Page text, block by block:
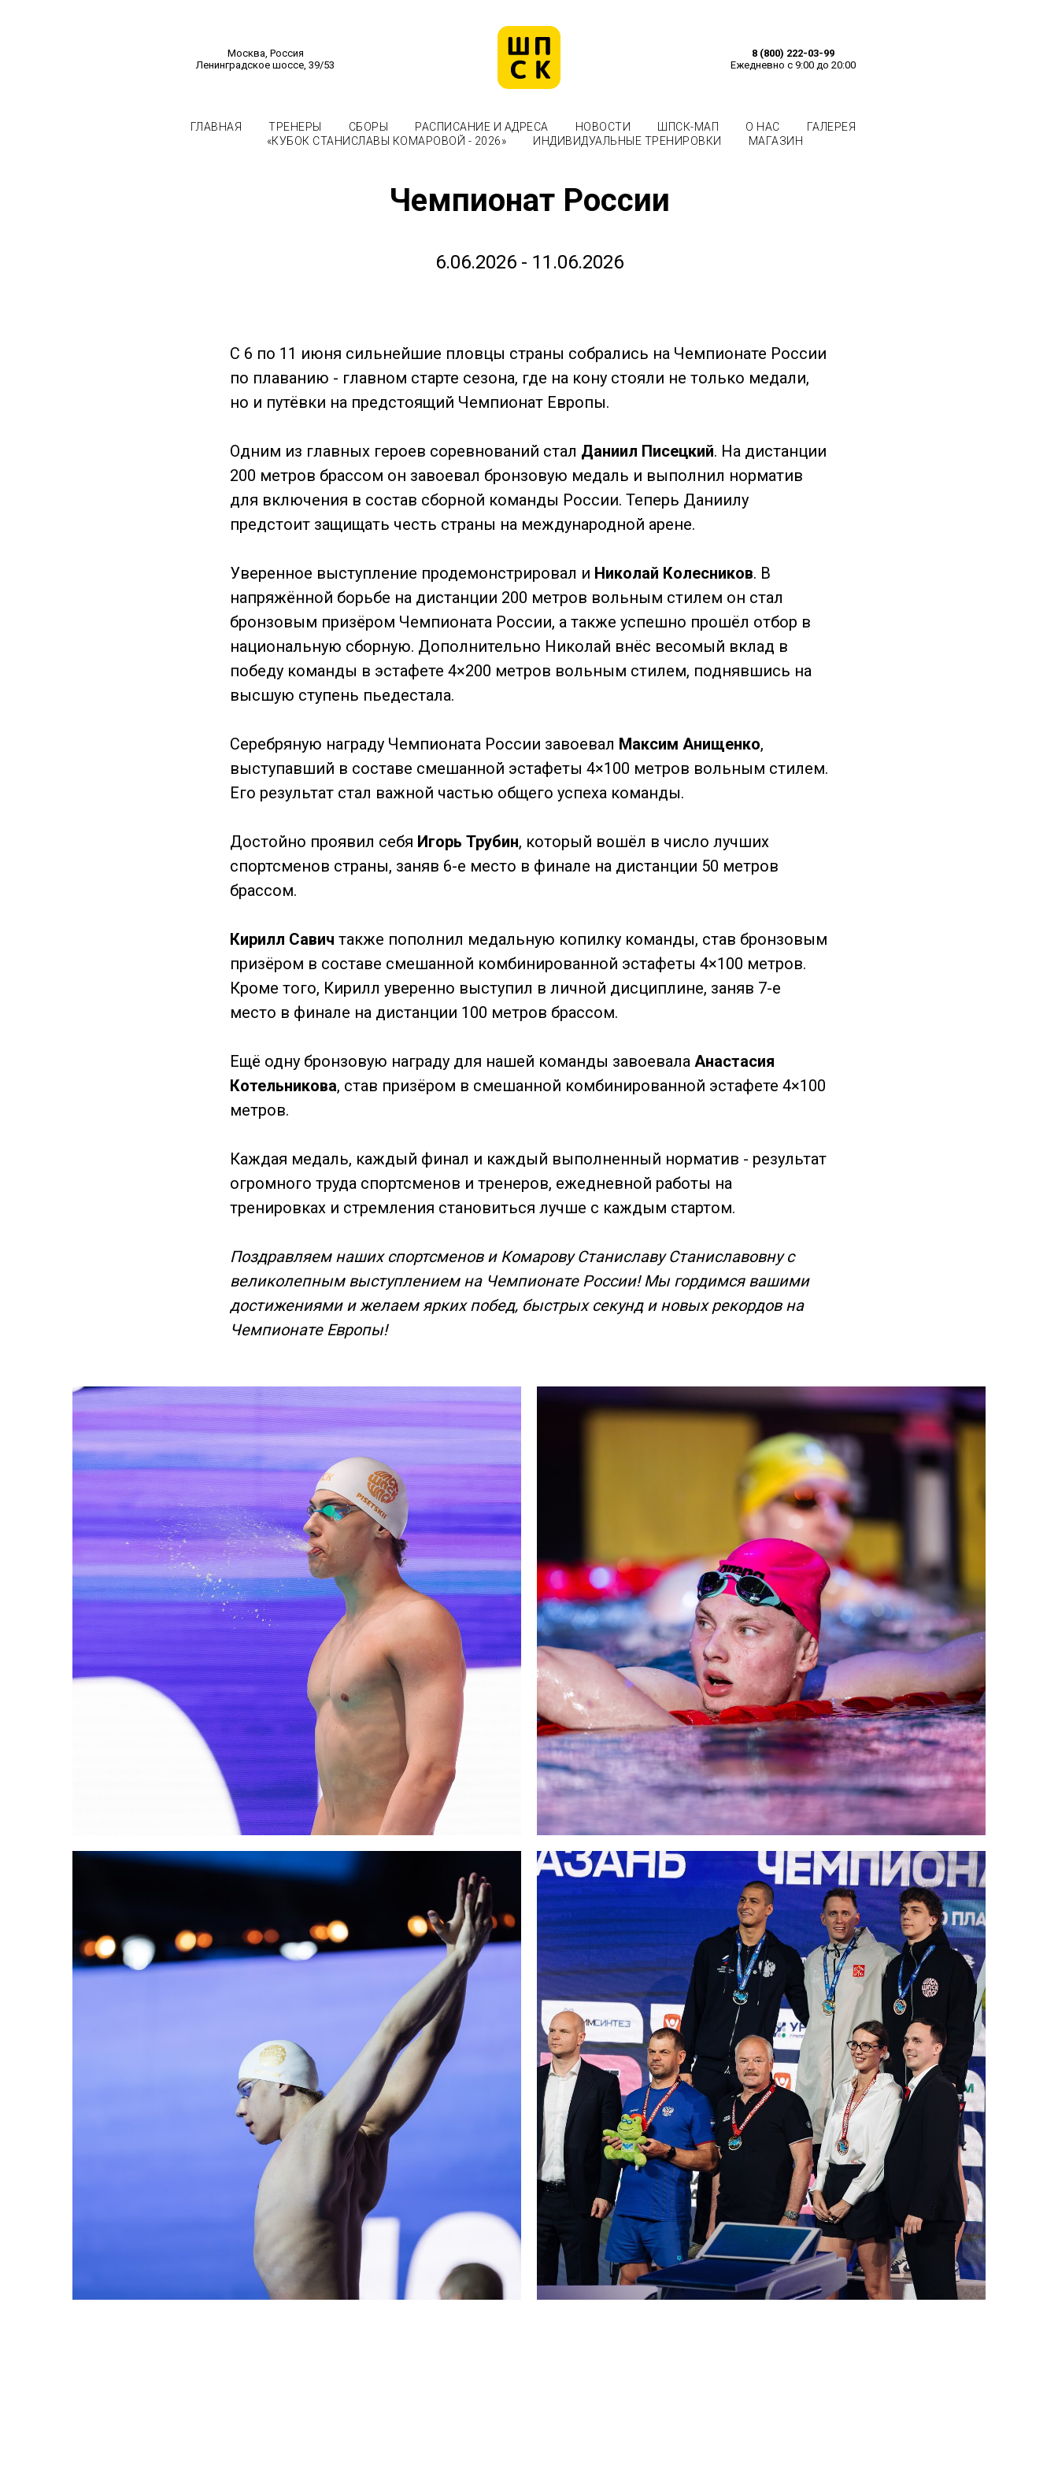
Москва, Россия
Ленинградское шоссе, 39/53
8 (800) 222-03-99
Ежедневно с 9:00 до 20:00
ГЛАВНАЯ ТРЕНЕРЫ СБОРЫ РАСПИСАНИЕ И АДРЕСА НОВОСТИ ШПСК-МАП О НАС
ГАЛЕРЕЯ
«КУБОК СТАНИСЛАВЫ КОМАРОВОЙ - 2026»
ИНДИВИДУАЛЬНЫЕ ТРЕНИРОВКИ МАГАЗИН
Чемпионат России
6.06.2026 - 11.06.2026
С 6 по 11 июня сильнейшие пловцы страны собрались на Чемпионате России
по плаванию - главном старте сезона, где на кону стояли не только медали,
но и путёвки на предстоящий Чемпионат Европы.
Одним из главных героев соревнований стал Даниил Писецкий. На дистанции
200 метров брассом он завоевал бронзовую медаль и выполнил норматив
для включения в состав сборной команды России. Теперь Даниилу
предстоит защищать честь страны на международной арене.
Уверенное выступление продемонстрировал и Николай Колесников. В
напряжённой борьбе на дистанции 200 метров вольным стилем он стал
бронзовым призёром Чемпионата России, а также успешно прошёл отбор в
национальную сборную. Дополнительно Николай внёс весомый вклад в
победу команды в эстафете 4×200 метров вольным стилем, поднявшись на
высшую ступень пьедестала.
Серебряную награду Чемпионата России завоевал Максим Анищенко,
выступавший в составе смешанной эстафеты 4×100 метров вольным стилем.
Его результат стал важной частью общего успеха команды.
Достойно проявил себя Игорь Трубин, который вошёл в число лучших
спортсменов страны, заняв 6-е место в финале на дистанции 50 метров
брассом.
Кирилл Савич также пополнил медальную копилку команды, став бронзовым
призёром в составе смешанной комбинированной эстафеты 4×100 метров.
Кроме того, Кирилл уверенно выступил в личной дисциплине, заняв 7-е
место в финале на дистанции 100 метров брассом.
Ещё одну бронзовую награду для нашей команды завоевала Анастасия
Котельникова, став призёром в смешанной комбинированной эстафете 4×100
метров.
Каждая медаль, каждый финал и каждый выполненный норматив - результат
огромного труда спортсменов и тренеров, ежедневной работы на
тренировках и стремления становиться лучше с каждым стартом.
Поздравляем наших спортсменов и Комарову Станиславу Станиславовну с
великолепным выступлением на Чемпионате России! Мы гордимся вашими
достижениями и желаем ярких побед, быстрых секунд и новых рекордов на
Чемпионате Европы!